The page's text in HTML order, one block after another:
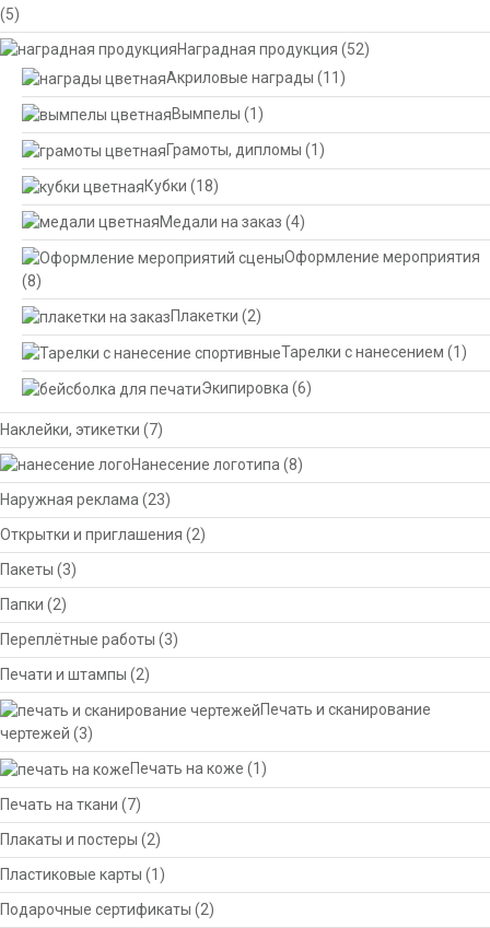
(5)
Наградная продукция (52)
Акриловые награды (11)
Вымпелы (1)
Грамоты, дипломы (1)
Кубки (18)
Медали на заказ (4)
Оформление мероприятия
(8)
Плакетки (2)
Тарелки с нанесением (1)
Экипировка (6)
Наклейки, этикетки (7)
Нанесение логотипа (8)
Наружная реклама(23)
Открытки и приглашения (2)
Пакеты (3)
Папки (2)
Переплётные работы (3)
Печати и штампы (2)
Печать и сканирование
чертежей (3)
Печать на коже (1)
Печать на ткани (7)
Плакаты и постеры (2)
Пластиковые карты (1)
Подарочные сертификаты (2)